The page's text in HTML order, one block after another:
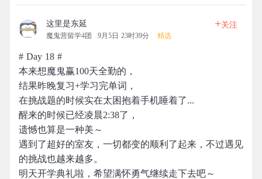
这里是东延
魔鬼营留学4团 9月5日 23时39分 精选
+关注
# Day 18 #
本来想魔鬼赢100天全勤的，
结果昨晚复习+学习完单词，
在挑战题的时候实在太困抱着手机睡着了...
醒来的时候已经凌晨2:38了，
遗憾也算是一种美～
遇到了超好的室友，一切都变的顺利了起来，不过遇见
的挑战也越来越多。
明天开学典礼啦，希望满怀勇气继续走下去吧～